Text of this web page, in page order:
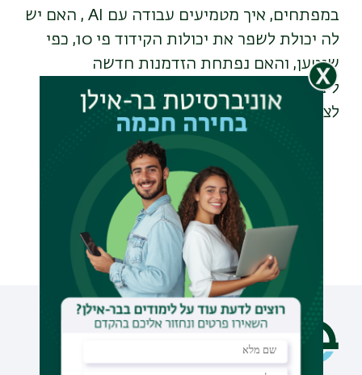
במפתחים, איך מטמיעים עבודה עם AI , האם יש
לה יכולת לשפר את יכולות הקידוד פי 10, כפי
שנטען, והאם נפתחת הזדמנות חדשה
ליצירתיות? 00:00 - מפתחים ושיטות עבודה
לצד הAI.
עקבו אחרינו גם בוואטצאפ